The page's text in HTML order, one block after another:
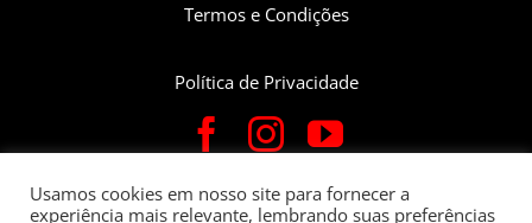
Termos e Condições
Política de Privacidade
Roctrip Carlos Eduardo da Fonseca Bettin – CNPJ:
Usamos cookies em nosso site para fornecer a
experiência mais relevante, lembrando suas preferências